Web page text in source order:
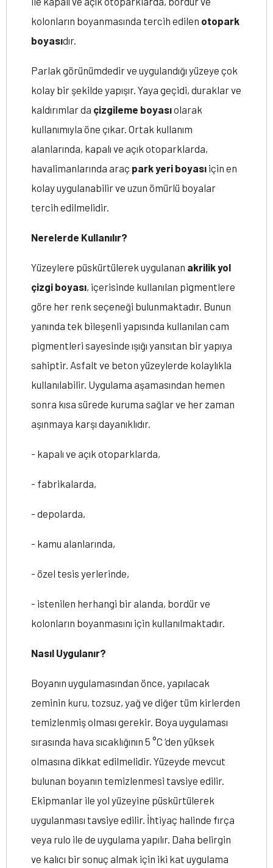
kolonların boyanmasında tercih edilen otopark
boyasıdır.
Parlak görünümdedir ve uygulandığı yüzeye çok
kolay bir şekilde yapışır. Yaya geçidi, duraklar ve
kaldırımlar da çizgileme boyasıolarak
kullanımıyla öne çıkar. Ortak kullanım
alanlarında, kapalı ve açık otoparklarda,
havalimanlarında araç park yeri boyası için en
kolay uygulanabilir ve uzun ömürlü boyalar
tercih edilmelidir.
Nerelerde Kullanılır?
Yüzeylere püskürtülerek uygulanan akrilik yol
çizgi boyası, içerisinde kullanılan pigmentlere
göre her renk seçeneği bulunmaktadır. Bunun
yanında tek bileşenli yapısında kullanılan cam
pigmentleri sayesinde ışığı yansıtan bir yapıya
sahiptir. Asfalt ve beton yüzeylerde kolaylıkla
kullanılabilir. Uygulama aşamasından hemen
sonra kısa sürede kuruma sağlar ve her zaman
aşınmaya karşı dayanıklıdır.
- kapalı ve açık otoparklarda,
- fabrikalarda,
- depolarda,
- kamu alanlarında,
- özel tesis yerlerinde,
- istenilen herhangi bir alanda, bordür ve
kolonların boyanmasını için kullanılmaktadır.
Nasıl Uygulanır?
Boyanın uygulamasından önce, yapılacak
zeminin kuru, tozsuz, yağ ve diğer tüm kirlerden
temizlenmiş olması gerekir. Boya uygulaması
sırasında hava sıcaklığının 5 °C ‘den yüksek
olmasına dikkat edilmelidir. Yüzeyde mevcut
bulunan boyanın temizlenmesi tavsiye edilir.
Ekipmanlar ile yol yüzeyine püskürtülerek
uygulanması tavsiye edilir. İhtiyaç halinde fırça
veya rulo ile de uygulama yapılır. Daha belirgin
ve kalıcı bir sonuç almak için iki kat uygulama